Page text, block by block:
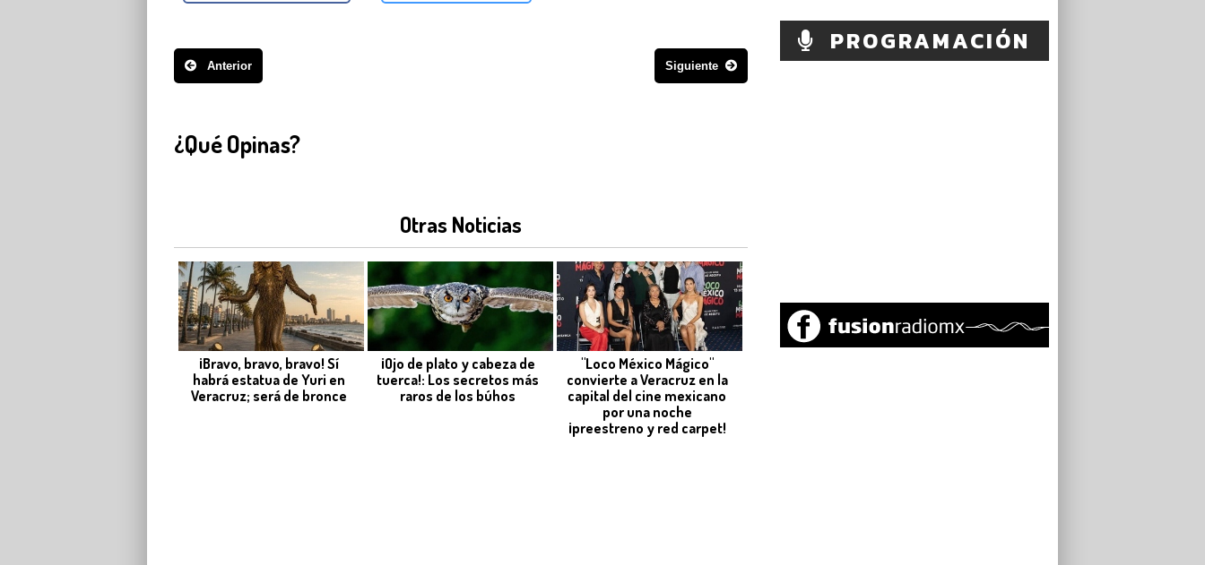
Anterior Siguiente
¿Qué Opinas?
Otras Noticias
¡Bravo, bravo, bravo! Sí
habrá estatua de Yuri en
Veracruz; será de bronce
¡Ojo de plato y cabeza de
tuerca!: Los secretos más
raros de los búhos
"Loco México Mágico"
convierte a Veracruz en la
capital del cine mexicano
por una noche
¡preestreno y red carpet!
PROGRAMACIÓN